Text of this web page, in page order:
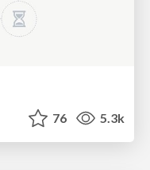
76 5.3k